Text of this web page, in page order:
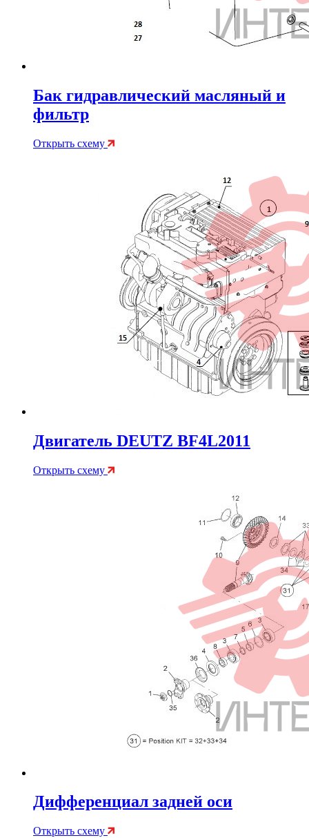
Бак гидравлический масляный и
фильтр
Открыть схему
Двигатель DEUTZ BF4L2011
Открыть схему
Дифференциал задней оси
Открыть схему